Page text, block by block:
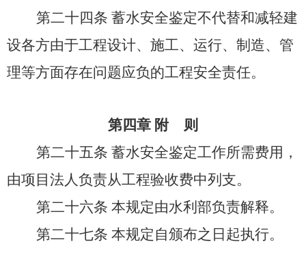
第二十四条 蓄水安全鉴定不代替和减轻建
设各方由于工程设计、施工、运行、制造、管
理等方面存在问题应负的工程安全责任。
第四章 附
则
第二十五条 蓄水安全鉴定工作所需费用，
由项目法人负责从工程验收费中列支。
第二十六条 本规定由水利部负责解释。
第二十七条 本规定自颁布之日起执行。